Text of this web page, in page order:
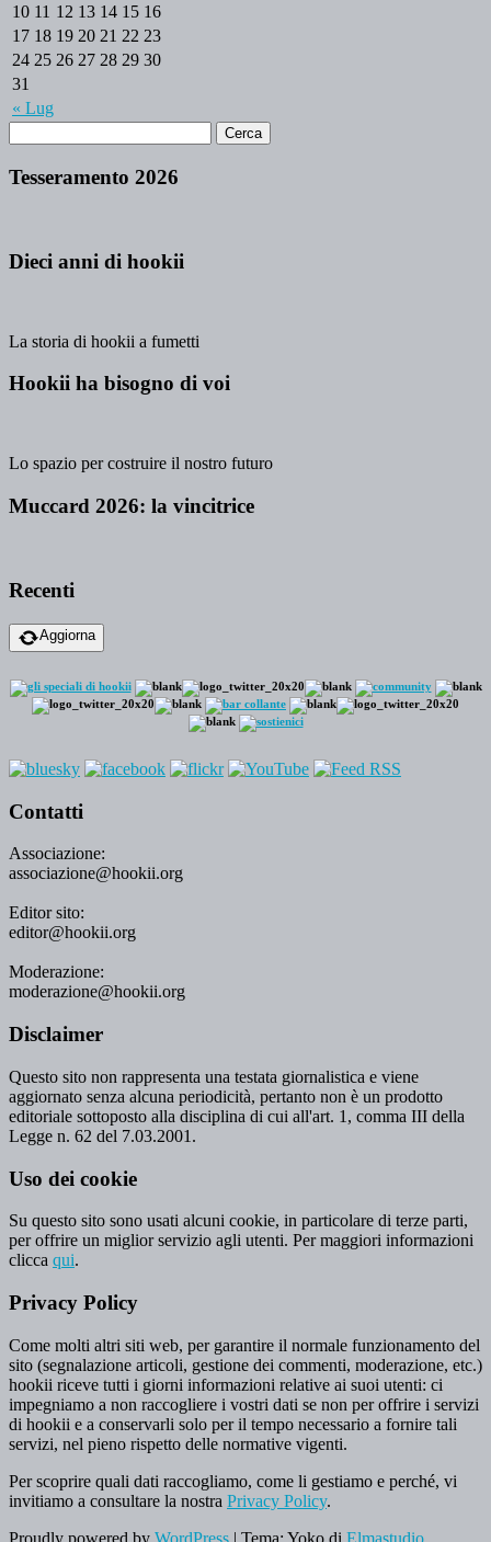
« Lug
10 11 12 13 14 15 16
17 18 19 20 21 22 23
24 25 26 27 28 29 30
31
Tesseramento 2026
Dieci anni di hookii
La storia di hookii a fumetti
Hookii ha bisogno di voi
Lo spazio per costruire il nostro futuro
Muccard 2026: la vincitrice
Recenti
Aggiorna
Contatti
Associazione:
associazione@hookii.org
Editor sito:
editor@hookii.org
Moderazione:
moderazione@hookii.org
Disclaimer
Questo sito non rappresenta una testata giornalistica e viene
aggiornato senza alcuna periodicità, pertanto non è un prodotto
editoriale sottoposto alla disciplina di cui all'art. 1, comma III della
Legge n. 62 del 7.03.2001.
Uso dei cookie
Su questo sito sono usati alcuni cookie, in particolare di terze parti,
per offrire un miglior servizio agli utenti. Per maggiori informazioni
clicca qui.
Privacy Policy
Come molti altri siti web, per garantire il normale funzionamento del
sito (segnalazione articoli, gestione dei commenti, moderazione, etc.)
hookii riceve tutti i giorni informazioni relative ai suoi utenti: ci
impegniamo a non raccogliere i vostri dati se non per offrire i servizi
di hookii e a conservarli solo per il tempo necessario a fornire tali
servizi, nel pieno rispetto delle normative vigenti.
Per scoprire quali dati raccogliamo, come li gestiamo e perché, vi
invitiamo a consultare la nostra Privacy Policy.
Proudly powered by WordPress | Tema: Yoko di Elmastudio